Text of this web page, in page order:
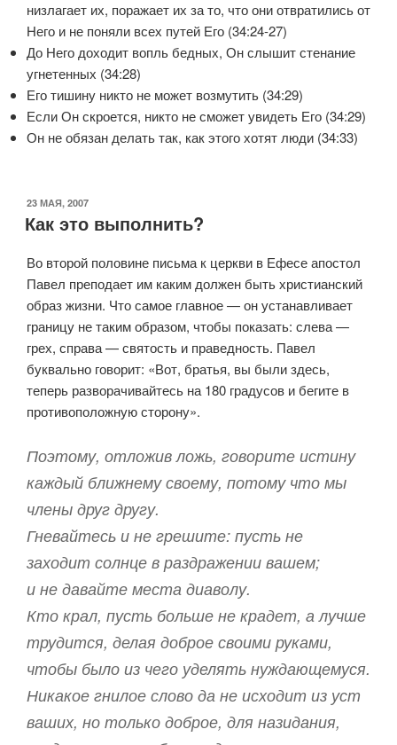
низлагает их, поражает их за то, что они отвратились от
Него и не поняли всех путей Его (34:24-27)
До Него доходит вопль бедных, Он слышит стенание
угнетенных (34:28)
Его тишину никто не может возмутить (34:29)
Если Он скроется, никто не сможет увидеть Его (34:29)
Он не обязан делать так, как этого хотят люди (34:33)
ОПУБЛИКОВАНО
23 МАЯ, 2007
Как это выполнить?
Во второй половине письма к церкви в Ефесе апостол
Павел преподает им каким должен быть христианский
образ жизни. Что самое главное — он устанавливает
границу не таким образом, чтобы показать: слева —
грех, справа — святость и праведность. Павел
буквально говорит: «Вот, братья, вы были здесь,
теперь разворачивайтесь на 180 градусов и бегите в
противоположную сторону».
Поэтому, отложив ложь, говорите истину
каждый ближнему своему, потому что мы
члены друг другу.
Гневайтесь и не грешите: пусть не
заходит солнце в раздражении вашем;
и не давайте места диаволу.
Кто крал, пусть больше не крадет, а лучше
трудится, делая доброе своими руками,
чтобы было из чего уделять нуждающемуся.
Никакое гнилое слово да не исходит из уст
ваших, но только доброе, для назидания,